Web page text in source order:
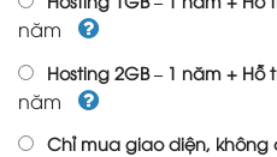
năm
Hosting 2GB – 1 năm + Hỗ
năm
Chỉ mua giao diện, không